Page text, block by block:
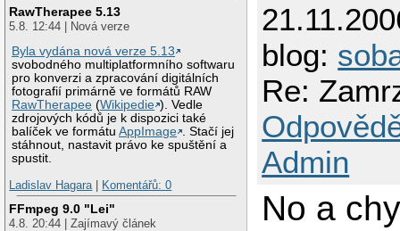
RawTherapee 5.13
5.8. 12:44 | Nová verze
Byla vydána nová verze 5.13
svobodného multiplatformního softwaru
pro konverzi a zpracování digitálních
fotografií primárně ve formátů RAW
RawTherapee (Wikipedie ). Vedle
zdrojových kódů je k dispozici také
balíček ve formátuAppImage . Stačí jej
stáhnout, nastavit právo ke spuštění a
spustit.
Ladislav Hagara| Komentářů: 0
FFmpeg 9.0 "Lei"
4.8. 20:44 | Zajímavý článek
blog:
Re:
Admin
No a